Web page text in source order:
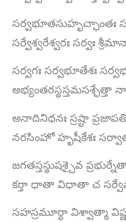
సర్వభూతసుహృచ్ఛాంతః
సర్వేశ్వరేశ్వరః సర్వః
సర్వగః సర్వభూతేశః
అభ్యంతరస్థస్తమసశ్ఛేత్తా
అనాదినిధనః స్రష్టా
నరసింహో హృషీకేశః
జగతస్తస్థుషశ్చైవ
కర్తా ధాతా విధాతా చ సర్వేషాం
సహస్రమూర్ధా విశ్వాత్మా